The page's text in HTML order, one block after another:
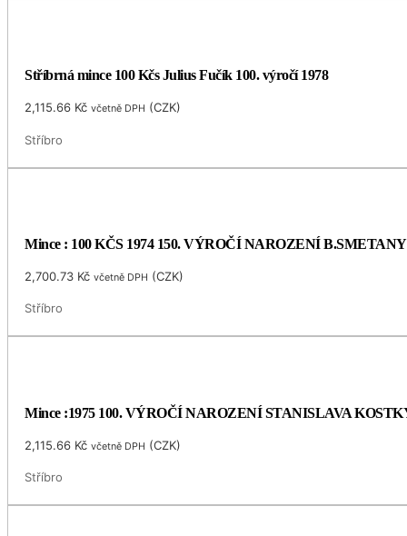
Stříbrná mince 100 Kčs Julius Fučík 100. výročí 1978
2,115.66 Kč včetně DPH (CZK)
Stříbro
Mince : 100 KČS 1974 150. VÝROČÍ NAROZENÍ B.SMETANY
2,700.73 Kč včetně DPH (CZK)
Stříbro
Mince :1975 100. VÝROČÍ NAROZENÍ STANISLAVA
2,115.66 Kč včetně DPH (CZK)
Stříbro